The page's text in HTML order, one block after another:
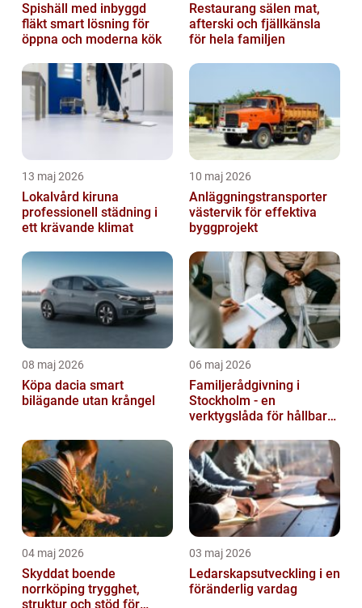
Spishäll med inbyggd
fläkt smart lösning för
öppna och moderna kök
Restaurang sälen mat,
afterski och fjällkänsla
för hela familjen
13 maj 2026
Lokalvård kiruna
professionell städning i
ett krävande klimat
10 maj 2026
Anläggningstransporter
västervik för effektiva
byggprojekt
08 maj 2026
Köpa dacia smart
bilägande utan krångel
06 maj 2026
Familjerådgivning i
Stockholm - en
verktygslåda för hållbara
04 maj 2026
Skyddat boende
norrköping trygghet,
struktur och stöd för
03 maj 2026
Ledarskapsutveckling i en
föränderlig vardag